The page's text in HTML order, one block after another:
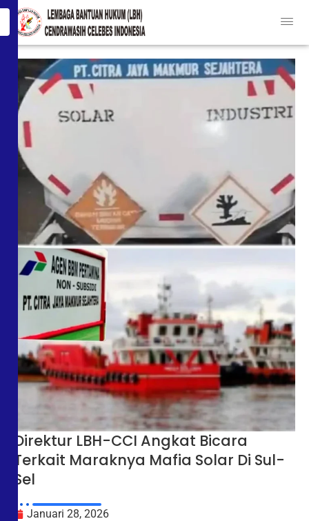
Direktur LBH-CCI Angkat Bicara
Terkait Maraknya Mafia Solar Di Sul-
Sel
Januari 28, 2026